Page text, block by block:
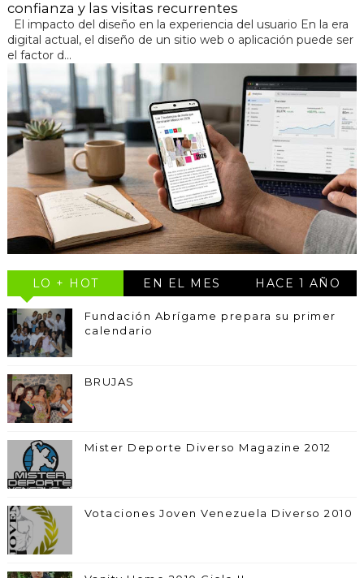
confianza y las visitas recurrentes
El impacto del diseño en la experiencia del usuario En la era
digital actual, el diseño de un sitio web o aplicación puede ser
el factor d...
LO + HOT EN EL MES HACE 1 AÑO
Fundación Abrígame prepara su primer
calendario
BRUJAS
Mister Deporte Diverso Magazine 2012
Votaciones Joven Venezuela Diverso 2010